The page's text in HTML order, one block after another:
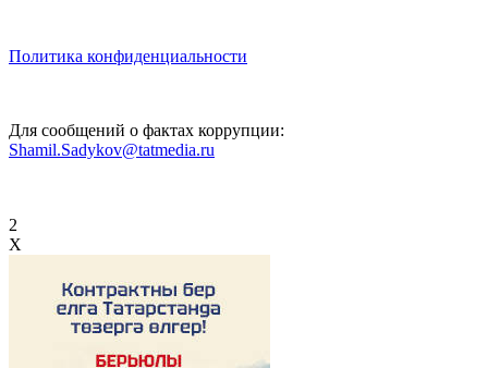
Политика конфиденциальности
Для сообщений о фактах коррупции:
Shamil.Sadykov@tatmedia.ru
2
X